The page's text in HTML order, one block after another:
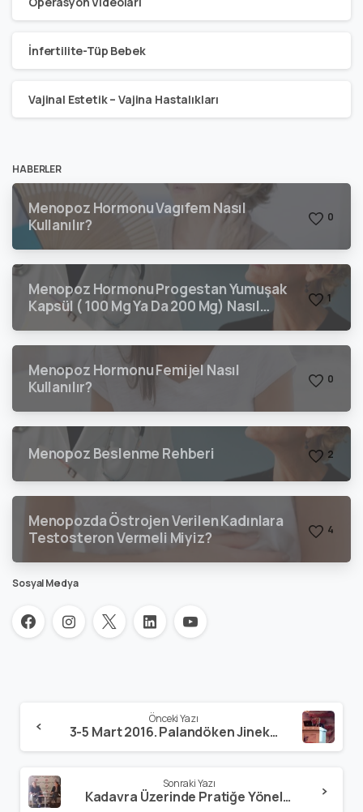
İnfertilite-Tüp Bebek
Vajinal Estetik – Vajina Hastalıkları
HABERLER
Menopoz Hormonu Vagıfem Nasıl
Kullanılır?
0
Menopoz Hormonu Progestan Yumuşak
Kapsül ( 100 Mg Ya Da 200 Mg) Nasıl
Kullanılır?
1
Menopoz Hormonu Femijel Nasıl
Kullanılır?
0
Menopoz Beslenme Rehberi 2
Menopozda Östrojen Verilen Kadınlara
Testosteron Vermeli Miyiz?
4
Sosyal Medya
Önceki Yazı
3-5 Mart 2016. Palandöken Jinekoloji Kongresi – Erzurum
Sonraki Yazı
Kadavra Üzerinde Pratiğe Yönelik İnvaziv Cerrahi Kursu – Koç Üniversitesi